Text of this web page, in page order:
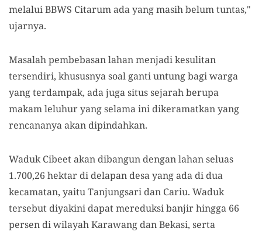
melalui BBWS Citarum ada yang masih belum tuntas,"
ujarnya.
Masalah pembebasan lahan menjadi kesulitan
tersendiri, khususnya soal ganti untung bagi warga
yang terdampak, ada juga situs sejarah berupa
makam leluhur yang selama ini dikeramatkan yang
rencananya akan dipindahkan.
Waduk Cibeet akan dibangun dengan lahan seluas
1.700,26 hektar di delapan desa yang ada di dua
kecamatan, yaitu Tanjungsari dan Cariu. Waduk
tersebut diyakini dapat mereduksi banjir hingga 66
persen di wilayah Karawang dan Bekasi, serta